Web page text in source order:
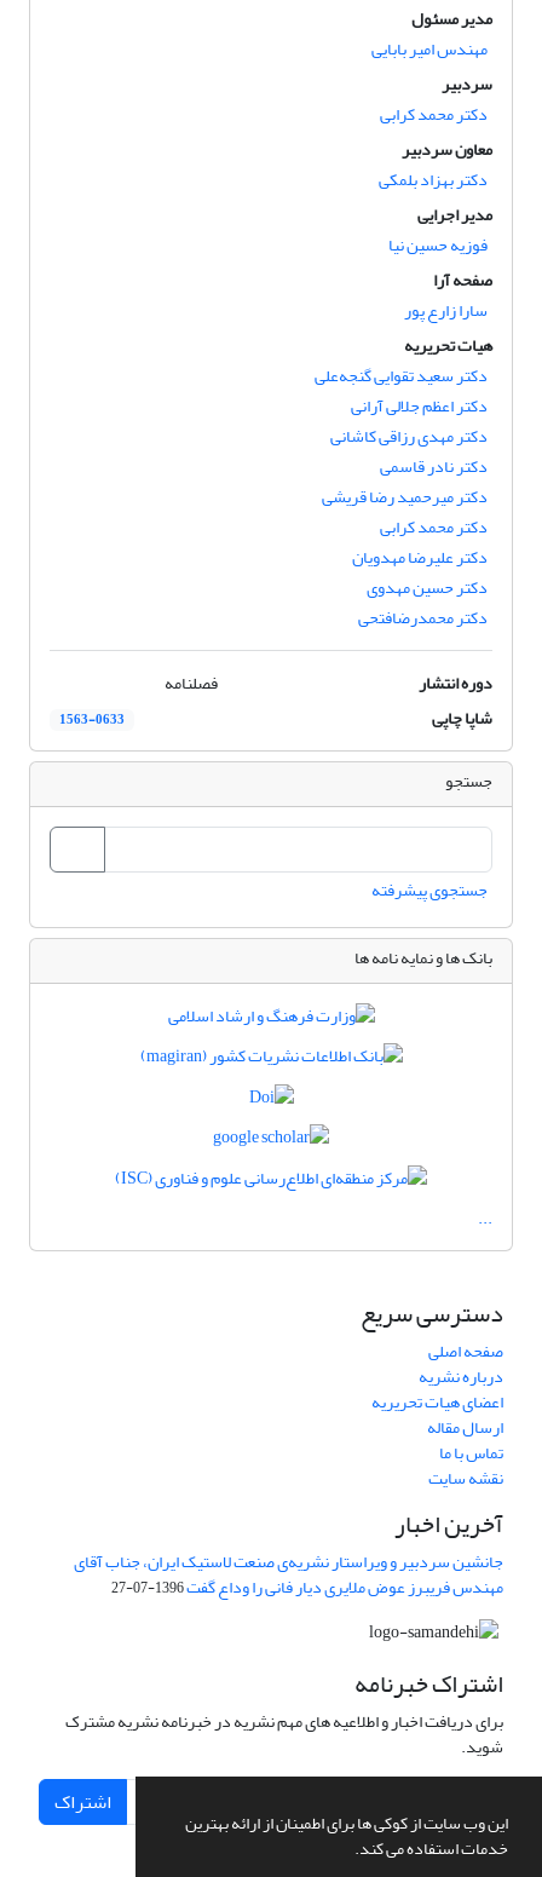
این وب سایت از کوکی ها برای اطمینان از ارائه بهترین
خدمات استفاده می کند.
مدیر مسئول
مهندس امیر بابایی
سردبیر
دکتر محمد کرابی
معاون سردبیر
دکتر بهزاد بلمکی
مدیر اجرایی
فوزیه حسین نیا
صفحه آرا
سارا زارع پور
هیات تحریریه
دکتر سعید تقوایی گنجه‌علی
دکتر اعظم جلالی آرانی
دکتر مهدی رزاقی کاشانی
دکتر نادر قاسمی
دکتر میرحمید رضا قریشی
دکتر محمد کرابی
دکتر علیرضا مهدویان
دکتر حسین مهدوی
دکتر محمدرضافتحی
دوره انتشار
فصلنامه
شاپا چاپی
1563-0633
جستجو
جستجوی پیشرفته
بانک ها و نمایه نامه ها
...
دسترسی سریع
صفحه اصلی
درباره نشریه
اعضای هیات تحریریه
ارسال مقاله
تماس با ما
نقشه سایت
آخرین اخبار
جانشین سردبیر و ویراستار نشریه‌ی صنعت لاستیک ایران، جناب آقای
مهندس فریبرز عوض ملایری دیار فانی را وداع گفت1396-07-27
اشتراک خبرنامه
برای دریافت اخبار و اطلاعیه های مهم نشریه در خبرنامه نشریه مشترک
شوید.
اشتراک